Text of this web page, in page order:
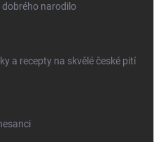
dobrého narodilo
a recepty na skvělé české pití